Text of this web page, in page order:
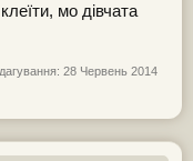
мо дівчата
28 Червень 2014